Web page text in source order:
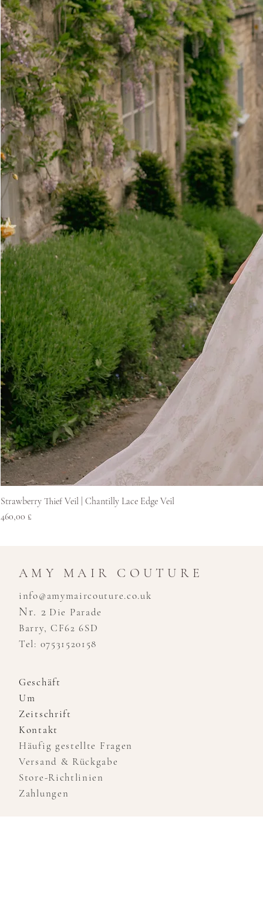
Strawberry Thief Veil | Chantilly Lace Edge Veil
Preis
460,00 £
AMY MAIR COUTURE
info@amymaircouture.co.uk
Nr. 2 Die Parade
Barry, CF62 6SD
Tel: 07531520158
Geschäft
Um
Zeitschrift
Kontakt
Häufig gestellte Fragen
Versand & Rückgabe
Store-Richtlinien
Zahlungen